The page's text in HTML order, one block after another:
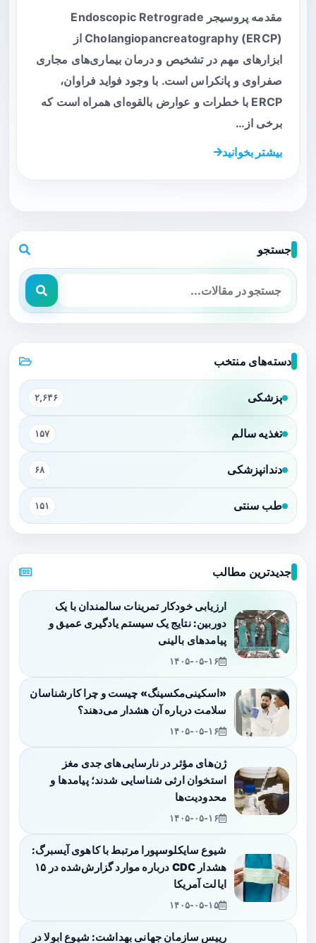
مقدمه پروسیجر Endoscopic Retrograde
Cholangiopancreatography (ERCP) از
ابزارهای مهم در تشخیص و درمان بیماری‌های مجاری
صفراوی و پانکراس است. با وجود فواید فراوان،
ERCP با خطرات و عوارض بالقوه‌ای همراه است که
برخی از…
بیشتر بخوانید
جستجو
دسته‌های منتخب
پزشکی ۲,۶۳۶
تغذیه سالم ۱۵۷
دندانپزشکی ۶۸
طب سنتی ۱۵۱
جدیدترین مطالب
ارزیابی خودکار تمرینات سالمندان با یک
دوربین: نتایج یک سیستم یادگیری عمیق و
پیامدهای بالینی
۱۴۰۵-۰۵-۱۶
«اسکینی‌مکسینگ» چیست و چرا کارشناسان
سلامت درباره آن هشدار می‌دهند؟
۱۴۰۵-۰۵-۱۶
ژن‌های مؤثر در نارسایی‌های جدی مغز
استخوان ارثی شناسایی شدند؛ پیامدها و
محدودیت‌ها
۱۴۰۵-۰۵-۱۶
شیوع سایکلوسپورا مرتبط با کاهوی آیسبرگ:
هشدار CDC درباره موارد گزارش‌شده در ۱۵
ایالت آمریکا
۱۴۰۵-۰۵-۱۵
رییس سازمان جهانی بهداشت: شیوع ابولا در